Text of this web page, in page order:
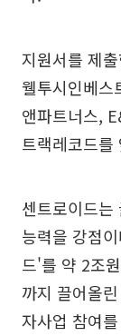
지원서를 제
웰투시인베스
앤파트너스,
트랙레코드를
센트로이드는
능력을 강점
드'를 약 2조
까지 끌어올
자사업 참여